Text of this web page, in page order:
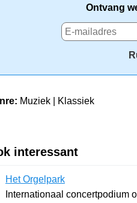
Ontvang
Muziek | Klassiek
interessant
Het Orgelpark
Internationaal concertpodium